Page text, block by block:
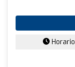
Horario